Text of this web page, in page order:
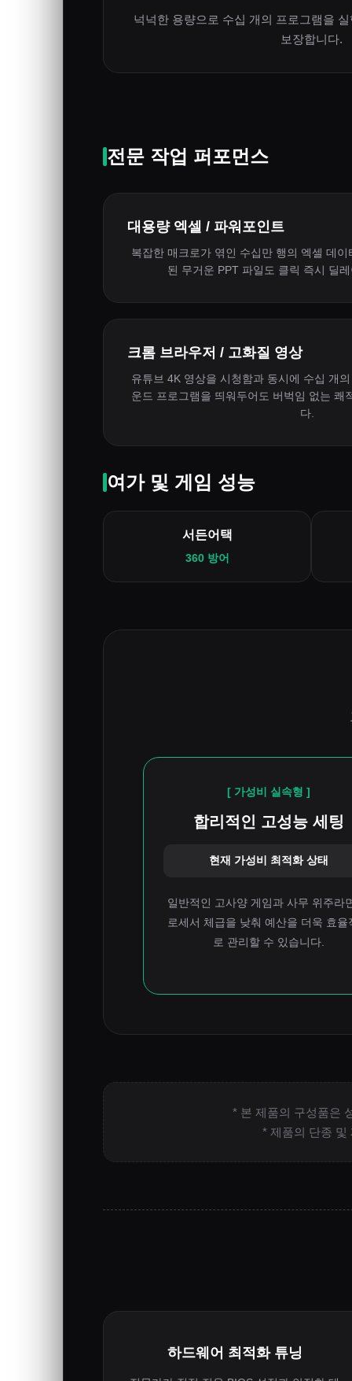
넉넉한 용량으로 수십 개의 프로그램을
보장합니다.
전문 작업 퍼포먼스
대용량 엑셀 / 파워포인트
복잡한 매크로가 엮인 수십만 행의 엑셀 데
된 무거운 PPT 파일도 클릭 즉시 딜
크롬 브라우저 / 고화질 영상
유튜브 4K 영상을 시청함과 동시에 수십 개
운드 프로그램을 띄워두어도 버벅임 없는 쾌
다.
여가 및 게임 성능
서든어택
360 방어
[ 가성비 실속형 ]
합리적인 고성능 세팅
현재 가성비 최적화 상태
일반적인 고사양 게임과 사무 위주라
로세서 체급을 낮춰 예산을 더욱 효율
로 관리할 수 있습니다.
* 본 제품의 구성품은
* 제품의 단종 및
하드웨어 최적화 튜닝